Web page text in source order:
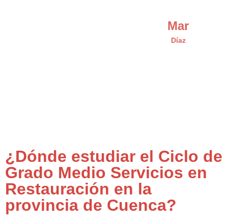
Mar
Díaz
¿Dónde estudiar el Ciclo de
Grado Medio Servicios en
Restauración en la
provincia de Cuenca?